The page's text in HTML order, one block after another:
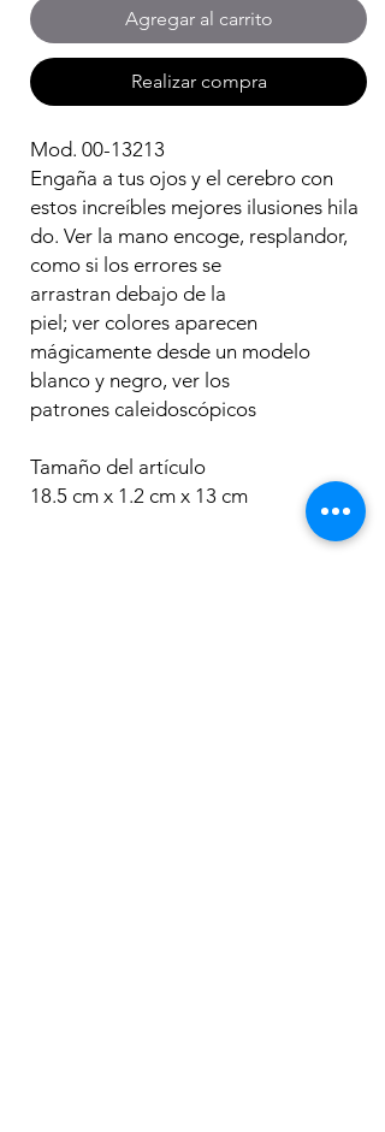
Agregar al carrito
Realizar compra
Mod. 00-13213
Engaña a tus ojos y el cerebro con
estos increíbles mejores ilusiones hila
do. Ver la mano encoge, resplandor,
como si los errores se
arrastran debajo de la
piel; ver colores aparecen
mágicamente desde un modelo
blanco y negro, ver los
patrones caleidoscópicos
Tamaño del artículo
18.5 cm x 1.2 cm x 13 cm